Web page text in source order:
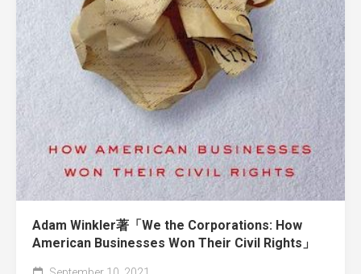
Adam Winkler著「We the Corporations: How
American Businesses Won Their Civil Rights」